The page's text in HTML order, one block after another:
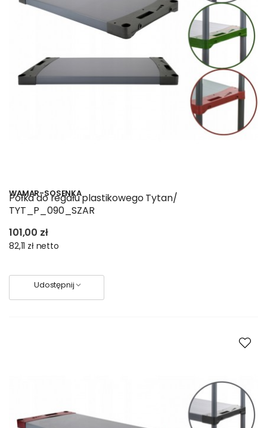
WAMAR-SOSENKA
Półka do regału plastikowego Tytan/
TYT_P_090_SZAR
101,00 zł
82,11 zł netto
Udostępnij